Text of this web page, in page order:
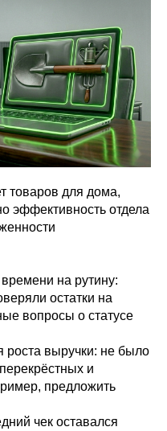
товаров для дома,
эффективность отдела
на рутину:
остатки на
вопросы о статусе
роста выручки: не было
и
предложить
чек оставался